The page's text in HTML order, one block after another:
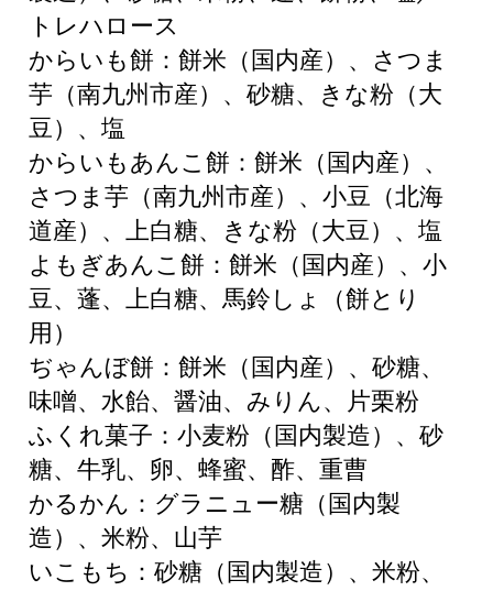
トレハロース
からいも餅：餅米（国内産）、さつま
芋（南九州市産）、砂糖、きな粉（大
豆）、塩
からいもあんこ餅：餅米（国内産）、
さつま芋（南九州市産）、小豆（北海
道産）、上白糖、きな粉（大豆）、塩
よもぎあんこ餅：餅米（国内産）、小
豆、蓬、上白糖、馬鈴しょ（餅とり
用）
ぢゃんぼ餅：餅米（国内産）、砂糖、
味噌、水飴、醤油、みりん、片栗粉
ふくれ菓子：小麦粉（国内製造）、砂
糖、牛乳、卵、蜂蜜、酢、重曹
かるかん：グラニュー糖（国内製
造）、米粉、山芋
いこもち：砂糖（国内製造）、米粉、